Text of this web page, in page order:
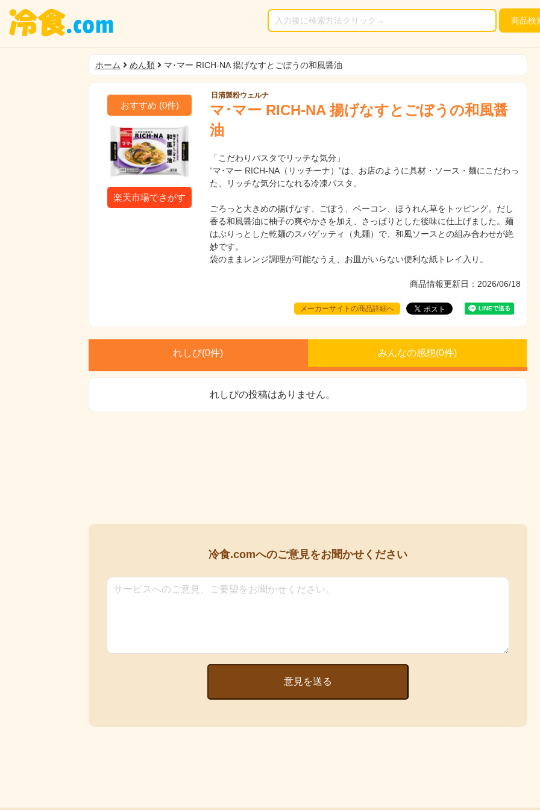
商品検
ホーム めん類 マ･マー RICH-NA 揚げなすとごぼうの和風醤油
おすすめ (0件)
楽天市場でさがす
日清製粉ウェルナ
マ･マー RICH-NA 揚げなすとごぼうの和風醤
油
「こだわりパスタでリッチな気分」
“マ･マー RICH-NA（リッチーナ）”は、お店のように具材・ソース・麺にこだわっ
た、リッチな気分になれる冷凍パスタ。
ごろっと大きめの揚げなす、ごぼう、ベーコン、ほうれん草をトッピング。だし
香る和風醤油に柚子の爽やかさを加え、さっぱりとした後味に仕上げました。麺
はぷりっとした乾麺のスパゲッティ（丸麺）で、和風ソースとの組み合わせが絶
妙です。
袋のままレンジ調理が可能なうえ、お皿がいらない便利な紙トレイ入り。
商品情報更新日：2026/06/18
メーカーサイトの商品詳細へ
れしぴ(0件) みんなの感想(0件)
れしぴの投稿はありません。
冷食.comへのご意見をお聞かせください
意見を送る